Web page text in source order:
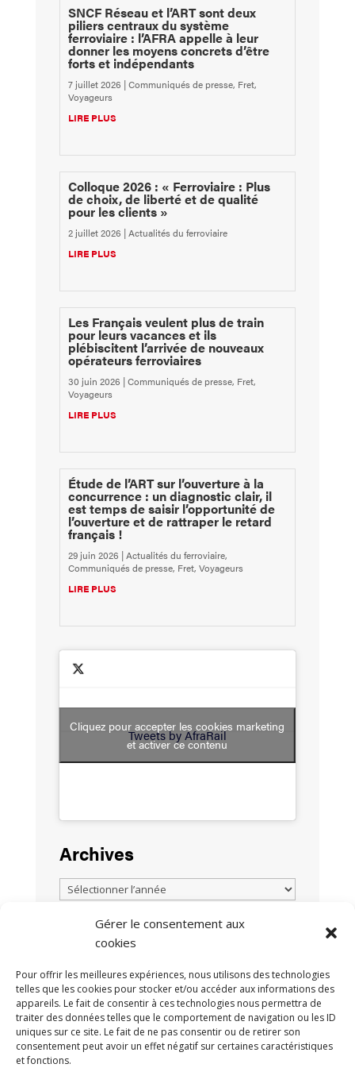
Gérer le consentement aux
cookies
Pour offrir les meilleures expériences, nous utilisons des technologies
telles que les cookies pour stocker et/ou accéder aux informations des
appareils. Le fait de consentir à ces technologies nous permettra de
traiter des données telles que le comportement de navigation ou les ID
uniques sur ce site. Le fait de ne pas consentir ou de retirer son
consentement peut avoir un effet négatif sur certaines caractéristiques
et fonctions.
SNCF Réseau et l’ART sont deux
piliers centraux du système
ferroviaire : l’AFRA appelle à leur
donner les moyens concrets d’être
forts et indépendants
7 juillet 2026 |Communiqués de presse, Fret,
Voyageurs
LIRE PLUS
Colloque 2026 : « Ferroviaire : Plus
de choix, de liberté et de qualité
pour les clients »
2 juillet 2026 |Actualités du ferroviaire
LIRE PLUS
Les Français veulent plus de train
pour leurs vacances et ils
plébiscitent l’arrivée de nouveaux
opérateurs ferroviaires
30 juin 2026 |Communiqués de presse, Fret,
Voyageurs
LIRE PLUS
Étude de l’ART sur l’ouverture à la
concurrence : un diagnostic clair, il
est temps de saisir l’opportunité de
l’ouverture et de rattraper le retard
français !
29 juin 2026 |Actualités du ferroviaire,
Communiqués de presse, Fret, Voyageurs
LIRE PLUS
Tweets by AfraRail
Cliquez pour accepter les cookies marketing
et activer ce contenu
Archives
TOUTES LES ACTUALITÉS